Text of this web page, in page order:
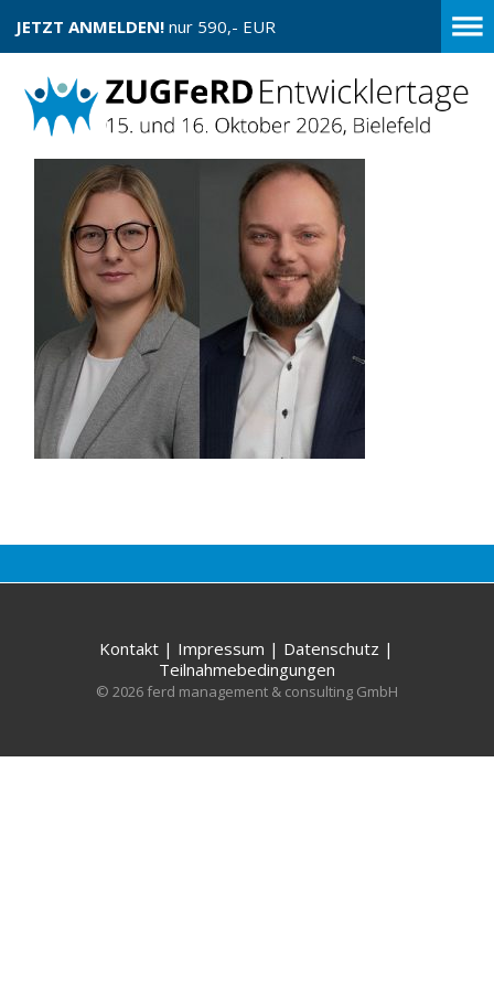
JETZT ANMELDEN! nur 590,- EUR
Kontakt | Impressum | Datenschutz |
Teilnahmebedingungen
© 2026 ferd management & consulting GmbH